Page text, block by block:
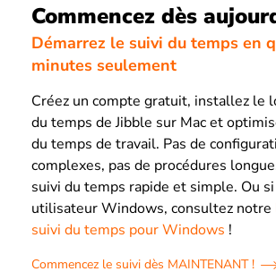
Commencez dès
Démarrez le suivi du temps en
minutes seulement
Créez un compte gratuit, installez le
du temps de Jibble sur Mac et
du temps de travail. Pas de
complexes, pas de procédures
suivi du temps rapide et simple. Ou
utilisateur Windows, consultez notre
suivi du temps pour Windows !
Commencez le suivi dès MAINTENANT !